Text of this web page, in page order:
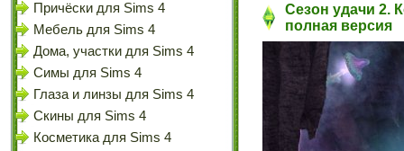
Причёски для Sims 4
Мебель для Sims 4
Дома, участки для Sims 4
Симы для Sims 4
Глаза и линзы для Sims 4
Скины для Sims 4
Косметика для Sims 4
Сезон удачи 2.
полная версия